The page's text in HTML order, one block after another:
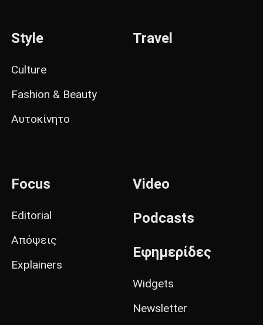
Style
Culture
Fashion & Beauty
Αυτοκίνητο
Travel
Focus
Editorial
Απόψεις
Explainers
Video
Podcasts
Εφημερίδες
Widgets
Newsletter